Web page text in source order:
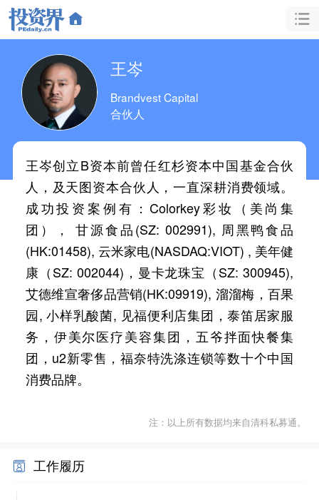
王岑
Brandvest Capital
合伙人
王岑创立B资本前曾任红杉资本中国基金合伙
人，及天图资本合伙人，一直深耕消费领域。
成功投资案例有：Colorkey彩妆（美尚集
团）， 甘源食品(SZ: 002991), 周黑鸭食品
(HK:01458), 云米家电(NASDAQ:VIOT) , 美年健
康（SZ: 002044)，曼卡龙珠宝（SZ: 300945),
艾德维宣奢侈品营销(HK:09919), 溜溜梅，百果
园, 小样乳酸菌, 见福便利店集团，泰笛居家服
务，伊美尔医疗美容集团，五爷拌面快餐集
团，u2新零售，福奈特洗涤连锁等数十个中国
消费品牌。
注：以上所有数据均来自清科私募通。
工作履历